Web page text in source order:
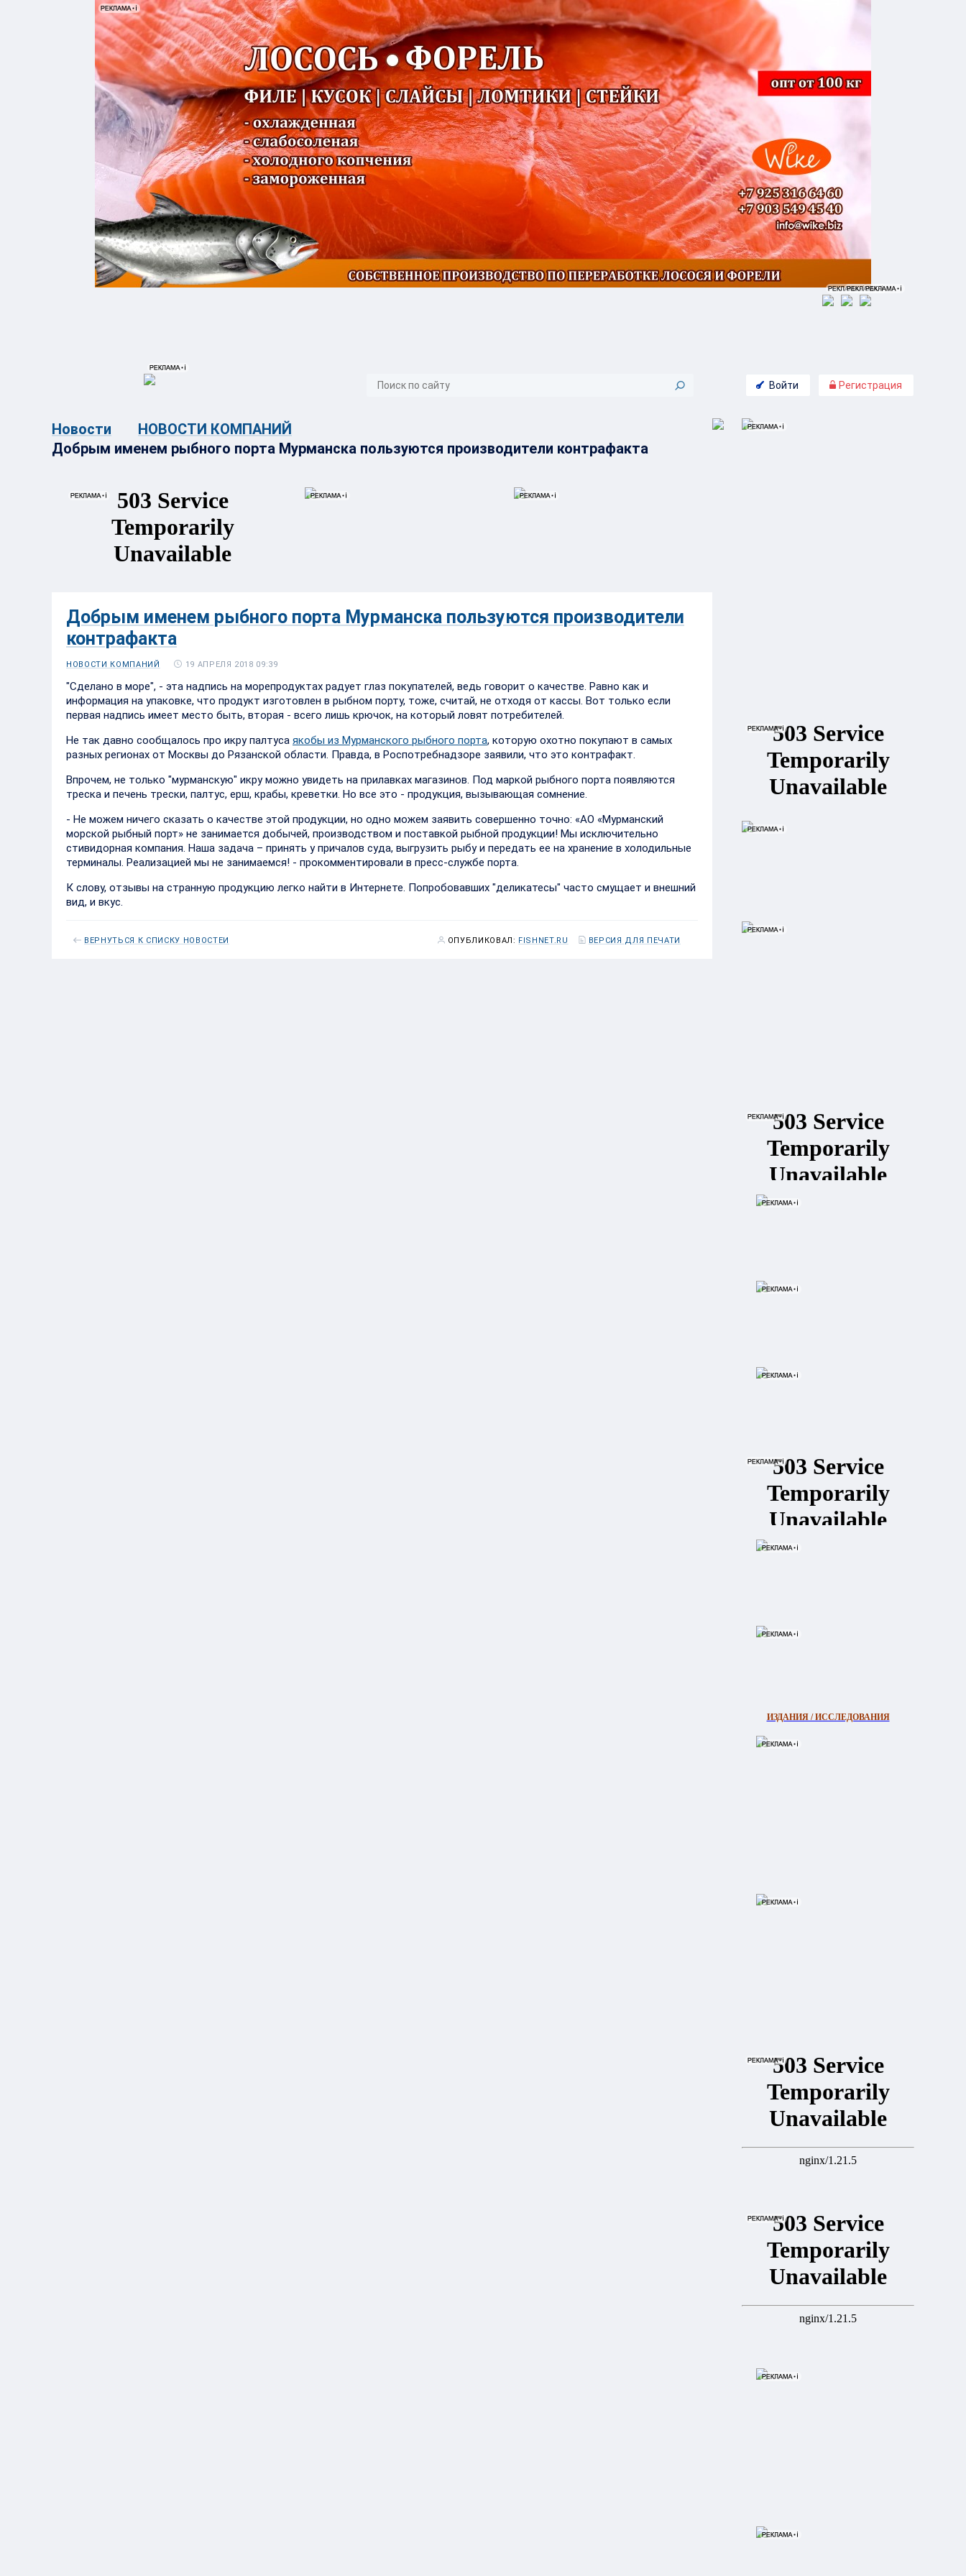
Войти Регистрация
Новости
НОВОСТИ КОМПАНИЙ
Добрым именем рыбного порта Мурманска пользуются производители контрафакта
Добрым именем рыбного порта Мурманска пользуются производители
контрафакта
НОВОСТИ КОМПАНИЙ 19 АПРЕЛЯ 2018 09:39
"Сделано в море", - эта надпись на морепродуктах радует глаз покупателей, ведь говорит о качестве. Равно как и
информация на упаковке, что продукт изготовлен в рыбном порту, тоже, считай, не отходя от кассы. Вот только если
первая надпись имеет место быть, вторая - всего лишь крючок, на который ловят потребителей.
Не так давно сообщалось про икру палтуса якобы из Мурманского рыбного порта, которую охотно покупают в самых
разных регионах от Москвы до Рязанской области. Правда, в Роспотребнадзоре заявили, что это контрафакт.
Впрочем, не только "мурманскую" икру можно увидеть на прилавках магазинов. Под маркой рыбного порта появляются
треска и печень трески, палтус, ерш, крабы, креветки. Но все это - продукция, вызывающая сомнение.
- Не можем ничего сказать о качестве этой продукции, но одно можем заявить совершенно точно: «АО «Мурманский
морской рыбный порт» не занимается добычей, производством и поставкой рыбной продукции! Мы исключительно
стивидорная компания. Наша задача – принять у причалов суда, выгрузить рыбу и передать ее на хранение в холодильные
терминалы. Реализацией мы не занимаемся! - прокомментировали в пресс-службе порта.
К слову, отзывы на странную продукцию легко найти в Интернете. Попробовавших "деликатесы" часто смущает и внешний
вид, и вкус.
ВЕРНУТЬСЯ К СПИСКУ НОВОСТЕЙ ОПУБЛИКОВАЛ: FISHNET.RU ВЕРСИЯ ДЛЯ ПЕЧАТИ
ИЗДАНИЯ / ИССЛЕДОВАНИЯ